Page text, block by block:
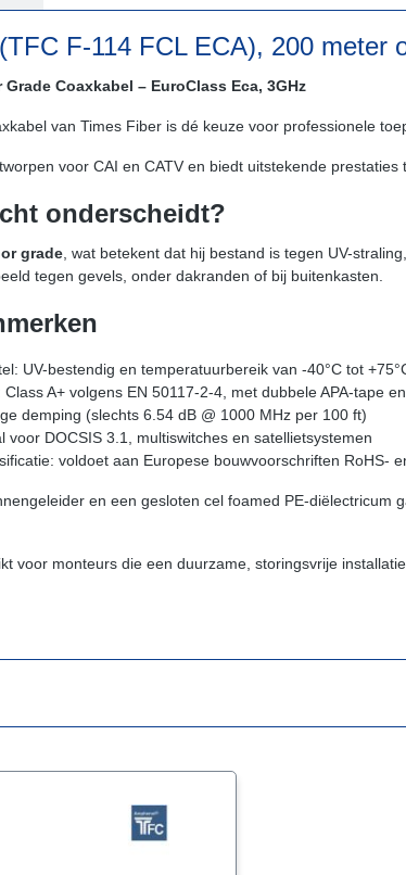
F-114 FCL ECA), 200 meter
Grade Coaxkabel – EuroClass Eca, 3GHz
van Times Fiber is dé keuze voor professionele
voor CAI en CATV en biedt uitstekende
onderscheidt?
grade , wat betekent dat hij bestand is tegen UV-
tegen gevels, onder dakranden of bij buitenkasten.
UV-bestendig en temperatuurbereik van -40°C tot
A+ volgens EN 50117-2-4, met dubbele APA-tape
demping (slechts 6.54 dB @ 1000 MHz per 100 ft)
voor DOCSIS 3.1, multiswitches en satellietsystemen
voldoet aan Europese bouwvoorschriften RoHS-
en een gesloten cel foamed PE-
voor monteurs die een duurzame, storingsvrije